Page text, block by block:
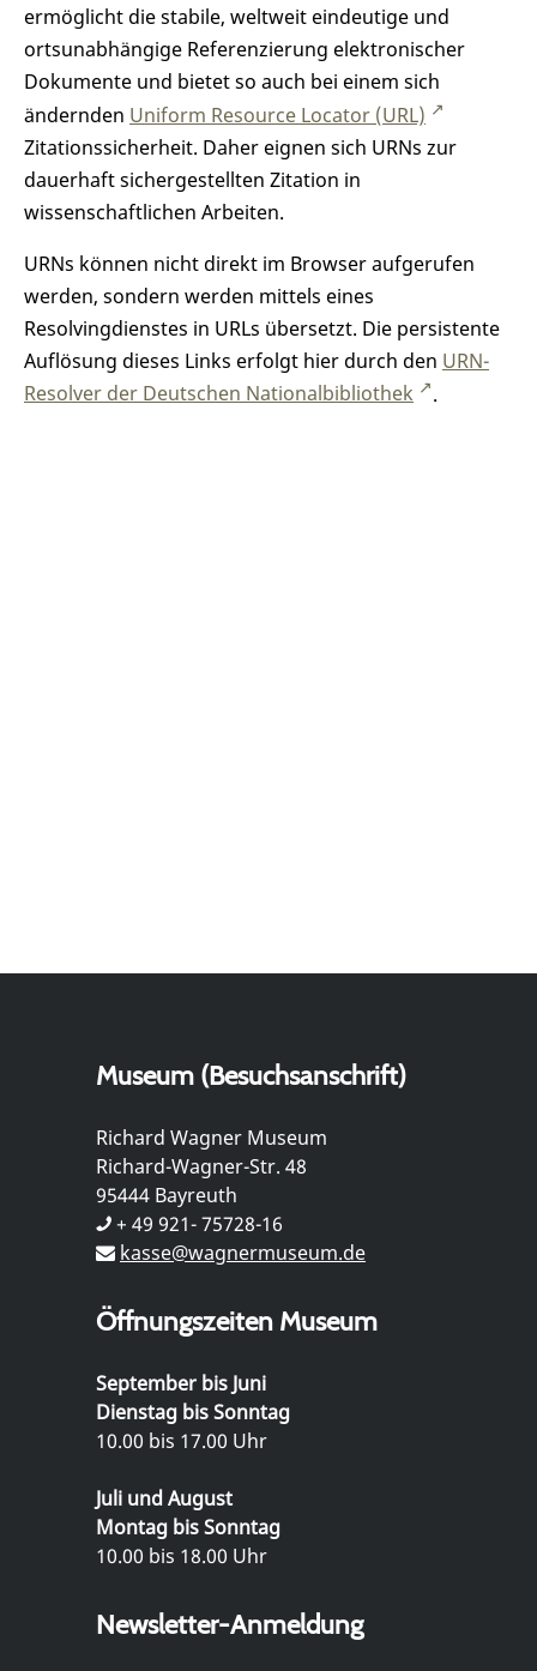
ermöglicht die stabile, weltweit eindeutige und
ortsunabhängige Referenzierung elektronischer
Dokumente und bietet so auch bei einem sich
ändernden Uniform Resource Locator (URL)
Zitationssicherheit. Daher eignen sich URNs zur
dauerhaft sichergestellten Zitation in
wissenschaftlichen Arbeiten.
URNs können nicht direkt im Browser aufgerufen
werden, sondern werden mittels eines
Resolvingdienstes in URLs übersetzt. Die persistente
Auflösung dieses Links erfolgt hier durch den URN-
Resolver der Deutschen Nationalbibliothek
.
Museum (Besuchsanschrift)
Richard Wagner Museum
Richard-Wagner-Str. 48
95444 Bayreuth
+ 49 921- 75728-16
kasse@wagnermuseum.de
Öffnungszeiten Museum
September bis Juni
Dienstag bis Sonntag
10.00 bis 17.00 Uhr
Juli und August
Montag bis Sonntag
10.00 bis 18.00 Uhr
Newsletter-Anmeldung